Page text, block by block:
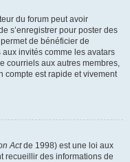
du forum peut avoir
s’enregistrer pour poster des
de bénéficier de
invités comme les avatars
courriels aux autres membres,
compte est rapide et vivement
Actde 1998) est une loi aux
recueillir des informations de